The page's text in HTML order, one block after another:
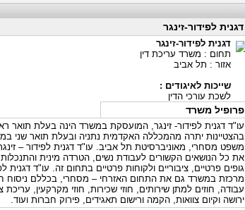
דגנית לפידור-זינגר
דגנית לפידור-זינגר
תחום : משרד עריכת דין
אזור : תל אביב
שייכות לאיגודים :
לשכת עורכי הדין
פרופיל משרד
עו"ד דגנית לפידור- זינגר, המועסקת במשרד הינה בעלת תואר
בהצטיינות יתרה מהמכללה האקדמית נתניה ובעלת תואר שני
משפט מסחרי, מאוניברסיטת תל אביב. עו"ד דגנית לפידור –
את כל הנושאים הקשורים לעבודת נשים, הטרדה מינית והתנכלות.
גופים פרטיים, ציבוריים ולקוחות פרטיים בתחום זה. עו"ד דגנית
מרכזת במשרד גם את התחום האזרחי – מסחרי, בכללם ניסוח
עבודה, חוזים למתן שירותים, חוזי שכירות, חוזי מקרקעין, עריכת
ירושה וקיום צוואות, הקמה ורישום תאגידים, פירוק חברות ועוד.